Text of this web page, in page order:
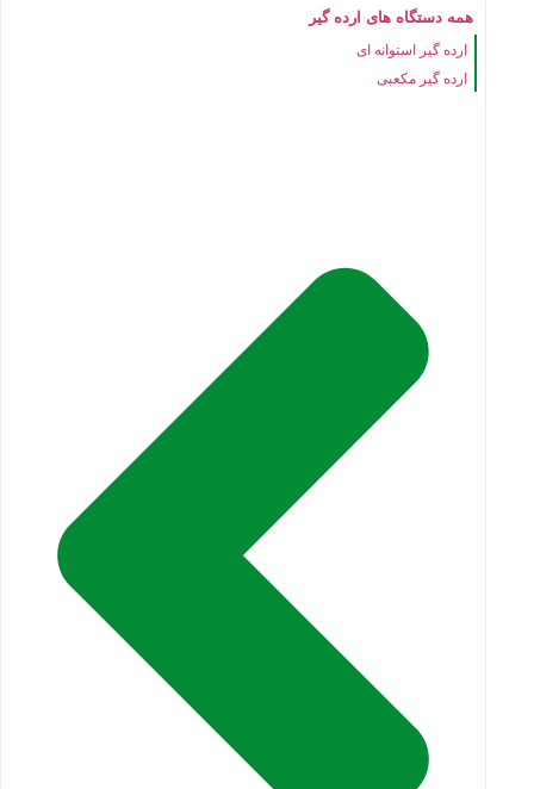
همه دستگاه های ارده گیر
ارده گیر استوانه ای
ارده گیر مکعبی